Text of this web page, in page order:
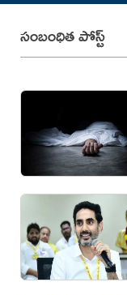
సంబంధిత పోస్ట్